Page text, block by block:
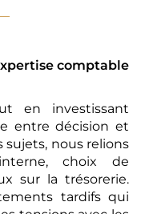
comptable
en investissant
entre décision et
nous relions
choix de
sur la trésorerie.
tardifs qui